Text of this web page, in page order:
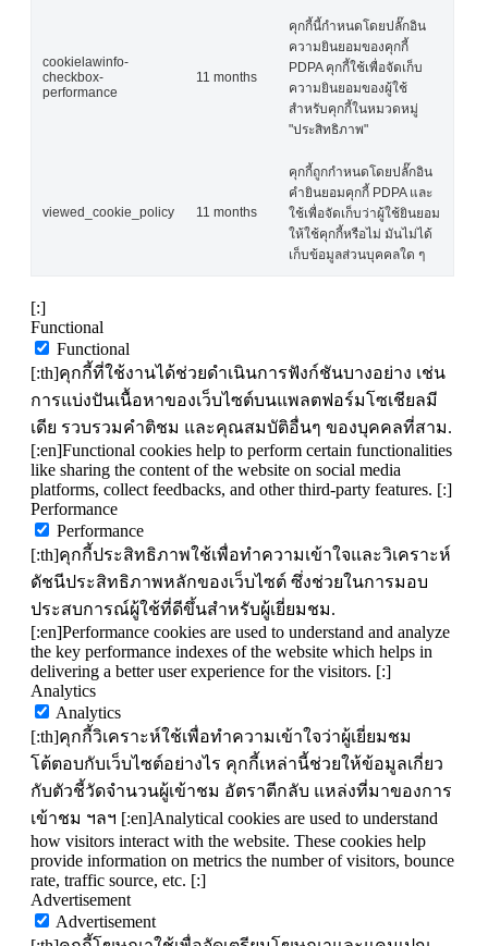
cookielawinfo-
checkbox-
performance
11 months
คุกกี้นี้กำหนดโดยปลั๊กอิน
ความยินยอมของคุกกี้
PDPA คุกกี้ใช้เพื่อจัดเก็บ
ความยินยอมของผู้ใช้
สำหรับคุกกี้ในหมวดหมู่
"ประสิทธิภาพ"
viewed_cookie_policy 11 months
คุกกี้ถูกกำหนดโดยปลั๊กอิน
คำยินยอมคุกกี้ PDPA และ
ใช้เพื่อจัดเก็บว่าผู้ใช้ยินยอม
ให้ใช้คุกกี้หรือไม่ มันไม่ได้
เก็บข้อมูลส่วนบุคคลใด ๆ
[:]
Functional
Functional
[:th]คุกกี้ที่ใช้งานได้ช่วยดำเนินการฟังก์ชันบางอย่าง เช่น
การแบ่งปันเนื้อหาของเว็บไซต์บนแพลตฟอร์มโซเชียลมี
เดีย รวบรวมคำติชม และคุณสมบัติอื่นๆ ของบุคคลที่สาม.
[:en]Functional cookies help to perform certain functionalities
like sharing the content of the website on social media
platforms, collect feedbacks, and other third-party features. [:]
Performance
Performance
[:th]คุกกี้ประสิทธิภาพใช้เพื่อทำความเข้าใจและวิเคราะห์
ดัชนีประสิทธิภาพหลักของเว็บไซต์ ซึ่งช่วยในการมอบ
ประสบการณ์ผู้ใช้ที่ดีขึ้นสำหรับผู้เยี่ยมชม.
[:en]Performance cookies are used to understand and analyze
the key performance indexes of the website which helps in
delivering a better user experience for the visitors. [:]
Analytics
Analytics
[:th]คุกกี้วิเคราะห์ใช้เพื่อทำความเข้าใจว่าผู้เยี่ยมชม
โต้ตอบกับเว็บไซต์อย่างไร คุกกี้เหล่านี้ช่วยให้ข้อมูลเกี่ยว
กับตัวชี้วัดจำนวนผู้เข้าชม อัตราตีกลับ แหล่งที่มาของการ
เข้าชม ฯลฯ [:en]Analytical cookies are used to understand
how visitors interact with the website. These cookies help
provide information on metrics the number of visitors, bounce
rate, traffic source, etc. [:]
Advertisement
Advertisement